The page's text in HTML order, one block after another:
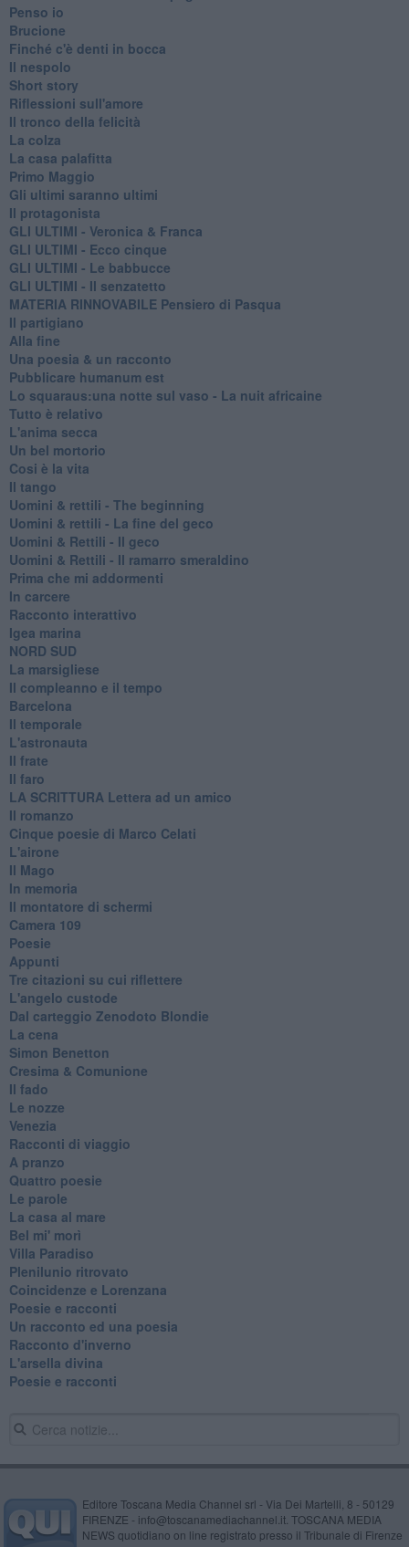
Penso io
Brucione
Finché c'è denti in bocca
Il nespolo
Short story
Riflessioni sull'amore
Il tronco della felicità
La colza
La casa palafitta
Primo Maggio
Gli ultimi saranno ultimi
Il protagonista
GLI ULTIMI - Veronica & Franca
GLI ULTIMI - Ecco cinque
GLI ULTIMI - Le babbucce
GLI ULTIMI - Il senzatetto
MATERIA RINNOVABILE Pensiero di Pasqua
Il partigiano
Alla fine
Una poesia & un racconto
Pubblicare humanum est
Lo squaraus:una notte sul vaso - La nuit africaine
Tutto è relativo
L'anima secca
Un bel mortorio
Cosi è la vita
Il tango
​Uomini & rettili - The beginning
​Uomini & rettili - La fine del geco
Uomini & Rettili - Il geco
Uomini & Rettili - Il ramarro smeraldino
Prima che mi addormenti
In carcere
Racconto interattivo
Igea marina
​NORD SUD
La marsigliese
Il compleanno e il tempo
Barcelona
Il temporale
L'astronauta
Il frate
Il faro
​LA SCRITTURA Lettera ad un amico
Il romanzo
Cinque poesie di Marco Celati
L'airone
Il Mago
In memoria
Il montatore di schermi
Camera 109
Poesie
Appunti
Tre citazioni su cui riflettere
L'angelo custode
Dal carteggio Zenodoto Blondie
La cena
Simon Benetton
Cresima & Comunione
Il fado
Le nozze
Venezia
Racconti di viaggio
A pranzo
Quattro poesie
Le parole
La casa al mare
Bel mi' morì
Villa Paradiso
Plenilunio ritrovato
Coincidenze e Lorenzana
Poesie e racconti
Un racconto ed una poesia
Racconto d'inverno
​L'arsella divina
Poesie e racconti
Editore Toscana Media Channel srl - Via Dei Martelli, 8 - 50129
FIRENZE - info@toscanamediachannel.it. TOSCANA MEDIA
NEWS quotidiano on line registrato presso il Tribunale di Firenze